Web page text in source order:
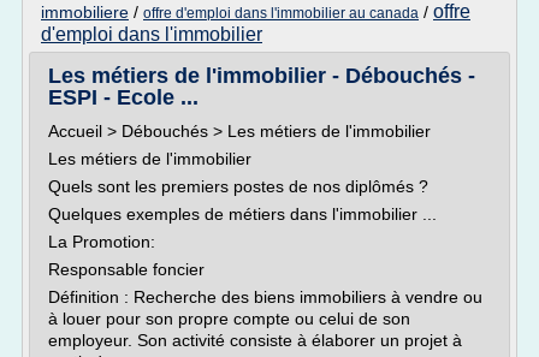
immobiliere / offre d'emploi dans l'immobilier au canada / offre
d'emploi dans l'immobilier
Les métiers de l'immobilier - Débouchés -
ESPI - Ecole ...
Accueil > Débouchés > Les métiers de l'immobilier
Les métiers de l'immobilier
Quels sont les premiers postes de nos diplômés ?
Quelques exemples de métiers dans l'immobilier ...
La Promotion:
Responsable foncier
Définition : Recherche des biens immobiliers à vendre ou
à louer pour son propre compte ou celui de son
employeur. Son activité consiste à élaborer un projet à